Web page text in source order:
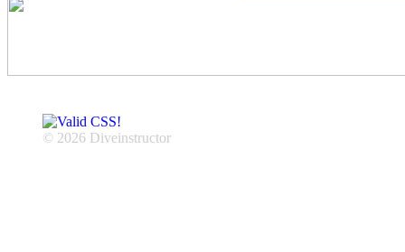
© 2026 Diveinstructor